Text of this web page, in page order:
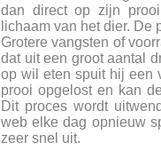
dan direct op zijn
lichaam van het dier. De
Grotere vangsten of
dat uit een groot aantal
op wil eten spuit hij een
prooi opgelost en kan
Dit proces wordt
web elke dag opnieuw
zeer snel uit.